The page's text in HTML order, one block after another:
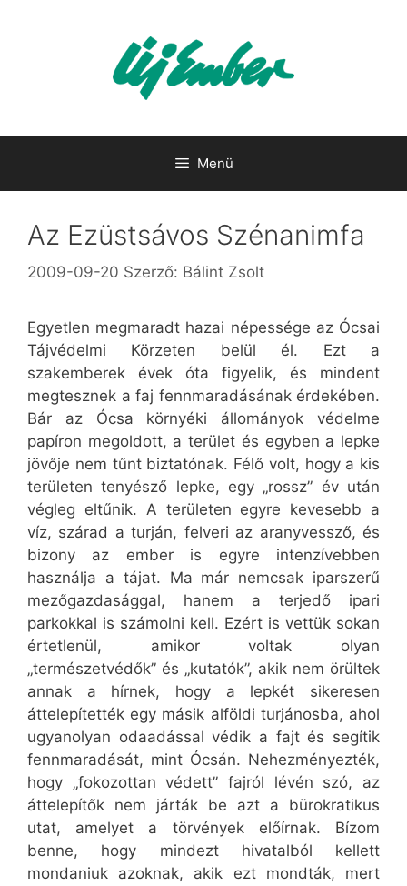
Menü
Az Ezüstsávos Szénanimfa
2009-09-20 Szerző: Bálint Zsolt
Egyetlen megmaradt hazai népessége az Ócsai
Tájvédelmi Körzeten belül él. Ezt a
szakemberek évek óta figyelik, és mindent
megtesznek a faj fennmaradásának érdekében.
Bár az Ócsa környéki állományok védelme
papíron megoldott, a terület és egyben a lepke
jövője nem tűnt biztatónak. Félő volt, hogy a kis
területen tenyésző lepke, egy „rossz” év után
végleg eltűnik. A területen egyre kevesebb a
víz, szárad a turján, felveri az aranyvessző, és
bizony az ember is egyre intenzívebben
használja a tájat. Ma már nemcsak iparszerű
mezőgazdasággal, hanem a terjedő ipari
parkokkal is számolni kell. Ezért is vettük sokan
értetlenül, amikor voltak olyan
„természetvédők” és „kutatók”, akik nem örültek
annak a hírnek, hogy a lepkét sikeresen
áttelepítették egy másik alföldi turjánosba, ahol
ugyanolyan odaadással védik a fajt és segítik
fennmaradását, mint Ócsán. Nehezményezték,
hogy „fokozottan védett” fajról lévén szó, az
áttelepítők nem járták be azt a bürokratikus
utat, amelyet a törvények előírnak. Bízom
benne, hogy mindezt hivatalból kellett
mondaniuk azoknak, akik ezt mondták, mert